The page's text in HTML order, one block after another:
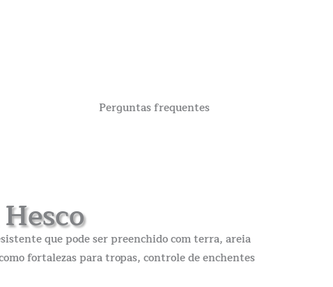
Perguntas frequentes
que pode ser preenchido com terra, areia
fortalezas para tropas, controle de enchentes